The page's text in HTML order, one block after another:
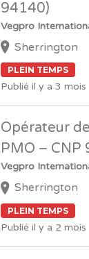
94140)
Vegpro
Sherrington
PLEIN TEMPS
Publié il y a 3 mois
Opérateur
PMO – CNP
Vegpro
Sherrington
PLEIN TEMPS
Publié il y a 2 mois